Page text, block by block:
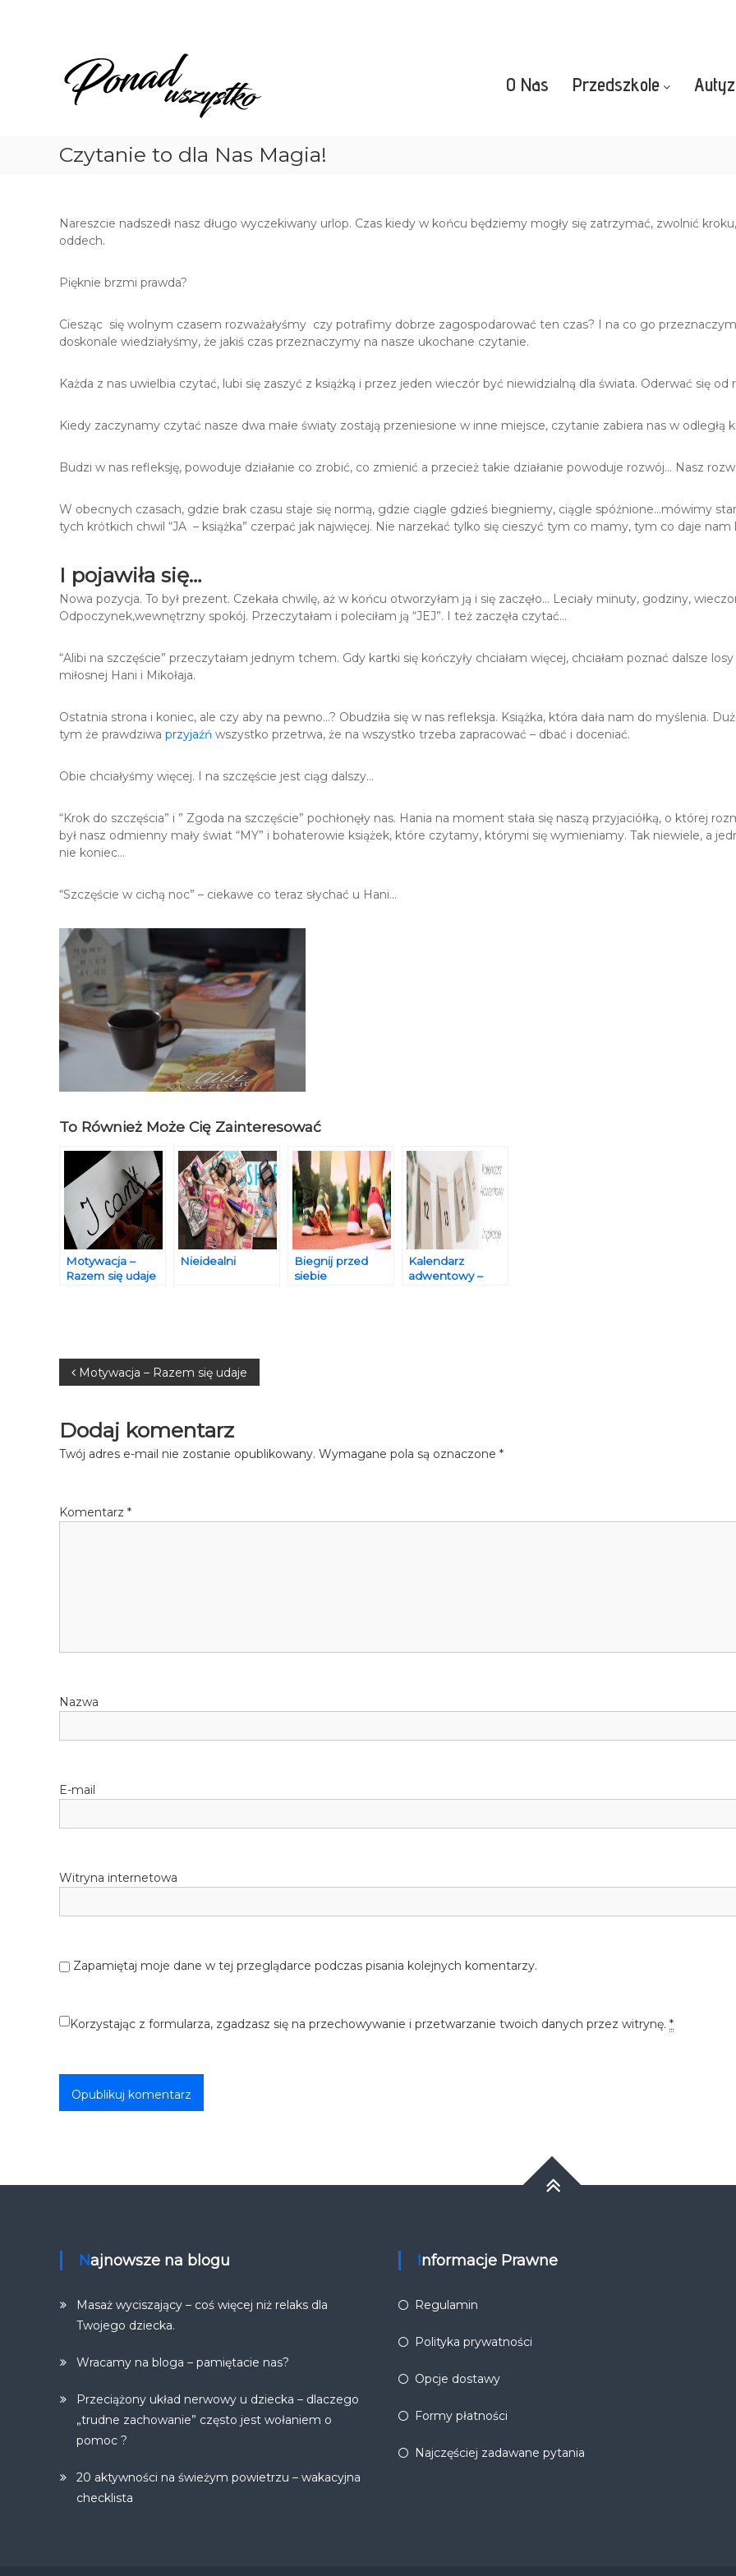
Wszystko
O Nas Przedszkole
Czytanie to dla Nas Magia!
Nareszcie nadszedł nasz długo wyczekiwany urlop. Czas kiedy w końcu będziemy mogły się zatrzymać, zwolnić
oddech.
Pięknie brzmi prawda?
Ciesząc się wolnym czasem rozważałyśmy czy potrafimy dobrze zagospodarować ten czas? I na co go
doskonale wiedziałyśmy, że jakiś czas przeznaczymy na nasze ukochane czytanie.
Każda z nas uwielbia czytać, lubi się zaszyć z książką i przez jeden wieczór być niewidzialną dla świata. Oderwać się
Kiedy zaczynamy czytać nasze dwa małe światy zostają przeniesione w inne miejsce, czytanie zabiera nas w odległą
Budzi w nas refleksję, powoduje działanie co zrobić, co zmienić a przecież takie działanie powoduje rozwój… Nasz
W obecnych czasach, gdzie brak czasu staje się normą, gdzie ciągle gdzieś biegniemy, ciągle spóźnione…mówimy
tych krótkich chwil “JA – książka” czerpać jak najwięcej. Nie narzekać tylko się cieszyć tym co mamy, tym co daje nam
I pojawiła się…
Nowa pozycja. To był prezent. Czekała chwilę, aż w końcu otworzyłam ją i się zaczęło… Leciały minuty, godziny,
Odpoczynek,wewnętrzny spokój. Przeczytałam i poleciłam ją “JEJ”. I też zaczęła czytać…
“Alibi na szczęście” przeczytałam jednym tchem. Gdy kartki się kończyły chciałam więcej, chciałam poznać dalsze
miłosnej Hani i Mikołaja.
Ostatnia strona i koniec, ale czy aby na pewno…? Obudziła się w nas refleksja. Książka, która dała nam do myślenia.
tym że prawdziwa przyjaźń wszystko przetrwa, że na wszystko trzeba zapracować – dbać i doceniać.
Obie chciałyśmy więcej. I na szczęście jest ciąg dalszy…
“Krok do szczęścia” i ” Zgoda na szczęście” pochłonęły nas. Hania na moment stała się naszą przyjaciółką, o której
był nasz odmienny mały świat “MY” i bohaterowie książek, które czytamy, którymi się wymieniamy. Tak niewiele, a
nie koniec…
“Szczęście w cichą noc” – ciekawe co teraz słychać u Hani…
To Również Może Cię Zainteresować
Motywacja –
Razem się udaje
Nieidealni
Biegnij przed
siebie
Kalendarz
adwentowy –
Nawigacja
Motywacja – Razem się udaje
Dodaj komentarz
Twój adres e-mail nie zostanie opublikowany. Wymagane pola są oznaczone *
Komentarz *
Nazwa
E-mail
Witryna internetowa
Zapamiętaj moje dane w tej przeglądarce podczas pisania kolejnych komentarzy.
Korzystając z formularza, zgadzasz się na przechowywanie i przetwarzanie twoich danych przez witrynę. *
Najnowsze na blogu
Masaż wyciszający – coś więcej niż relaks dla
Twojego dziecka.
Wracamy na bloga – pamiętacie nas?
Przeciążony układ nerwowy u dziecka – dlaczego
„trudne zachowanie” często jest wołaniem o
pomoc ?
20 aktywności na świeżym powietrzu – wakacyjna
checklista
Informacje Prawne
Regulamin
Polityka prywatności
Opcje dostawy
Formy płatności
Najczęściej zadawane pytania